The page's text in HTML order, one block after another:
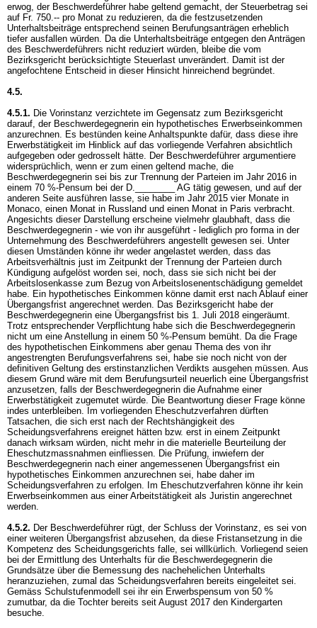
erwog, der Beschwerdeführer habe geltend gemacht, der Steuerbetrag sei
auf Fr. 750.-- pro Monat zu reduzieren, da die festzusetzenden
Unterhaltsbeiträge entsprechend seinen Berufungsanträgen erheblich
tiefer ausfallen würden. Da die Unterhaltsbeiträge entgegen den Anträgen
des Beschwerdeführers nicht reduziert würden, bleibe die vom
Bezirksgericht berücksichtigte Steuerlast unverändert. Damit ist der
angefochtene Entscheid in dieser Hinsicht hinreichend begründet.
4.5.
4.5.1. Die Vorinstanz verzichtete im Gegensatz zum Bezirksgericht
darauf, der Beschwerdegegnerin ein hypothetisches Erwerbseinkommen
anzurechnen. Es bestünden keine Anhaltspunkte dafür, dass diese ihre
Erwerbstätigkeit im Hinblick auf das vorliegende Verfahren absichtlich
aufgegeben oder gedrosselt hätte. Der Beschwerdeführer argumentiere
widersprüchlich, wenn er zum einen geltend mache, die
Beschwerdegegnerin sei bis zur Trennung der Parteien im Jahr 2016 in
einem 70 %-Pensum bei der D.________ AG tätig gewesen, und auf der
anderen Seite ausführen lasse, sie habe im Jahr 2015 vier Monate in
Monaco, einen Monat in Russland und einen Monat in Paris verbracht.
Angesichts dieser Darstellung erscheine vielmehr glaubhaft, dass die
Beschwerdegegnerin - wie von ihr ausgeführt - lediglich pro forma in der
Unternehmung des Beschwerdeführers angestellt gewesen sei. Unter
diesen Umständen könne ihr weder angelastet werden, dass das
Arbeitsverhältnis just im Zeitpunkt der Trennung der Parteien durch
Kündigung aufgelöst worden sei, noch, dass sie sich nicht bei der
Arbeitslosenkasse zum Bezug von Arbeitslosenentschädigung gemeldet
habe. Ein hypothetisches Einkommen könne damit erst nach Ablauf einer
Übergangsfrist angerechnet werden. Das Bezirksgericht habe der
Beschwerdegegnerin eine Übergangsfrist bis 1. Juli 2018 eingeräumt.
Trotz entsprechender Verpflichtung habe sich die Beschwerdegegnerin
nicht um eine Anstellung in einem 50 %-Pensum bemüht. Da die Frage
des hypothetischen Einkommens aber genau Thema des von ihr
angestrengten Berufungsverfahrens sei, habe sie noch nicht von der
definitiven Geltung des erstinstanzlichen Verdikts ausgehen müssen. Aus
diesem Grund wäre mit dem Berufungsurteil neuerlich eine Übergangsfrist
anzusetzen, falls der Beschwerdegegnerin die Aufnahme einer
Erwerbstätigkeit zugemutet würde. Die Beantwortung dieser Frage könne
indes unterbleiben. Im vorliegenden Eheschutzverfahren dürften
Tatsachen, die sich erst nach der Rechtshängigkeit des
Scheidungsverfahrens ereignet hätten bzw. erst in einem Zeitpunkt
danach wirksam würden, nicht mehr in die materielle Beurteilung der
Eheschutzmassnahmen einfliessen. Die Prüfung, inwiefern der
Beschwerdegegnerin nach einer angemessenen Übergangsfrist ein
hypothetisches Einkommen anzurechnen sei, habe daher im
Scheidungsverfahren zu erfolgen. Im Eheschutzverfahren könne ihr kein
Erwerbseinkommen aus einer Arbeitstätigkeit als Juristin angerechnet
werden.
4.5.2. Der Beschwerdeführer rügt, der Schluss der Vorinstanz, es sei von
einer weiteren Übergangsfrist abzusehen, da diese Fristansetzung in die
Kompetenz des Scheidungsgerichts falle, sei willkürlich. Vorliegend seien
bei der Ermittlung des Unterhalts für die Beschwerdegegnerin die
Grundsätze über die Bemessung des nachehelichen Unterhalts
heranzuziehen, zumal das Scheidungsverfahren bereits eingeleitet sei.
Gemäss Schulstufenmodell sei ihr ein Erwerbspensum von 50 %
zumutbar, da die Tochter bereits seit August 2017 den Kindergarten
besuche.